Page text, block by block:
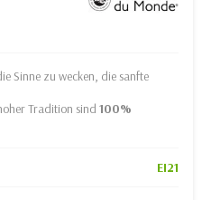
Sinne zu wecken, die sanfte
Tradition sind 100%
EI21